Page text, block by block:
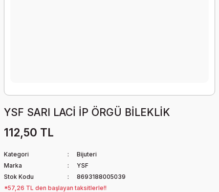
YSF SARI LACİ İP ÖRGÜ BİLEKLİK
112,50 TL
Kategori
Bijuteri
Marka
YSF
Stok Kodu
8693188005039
*57,26 TL den başlayan taksitlerle!!